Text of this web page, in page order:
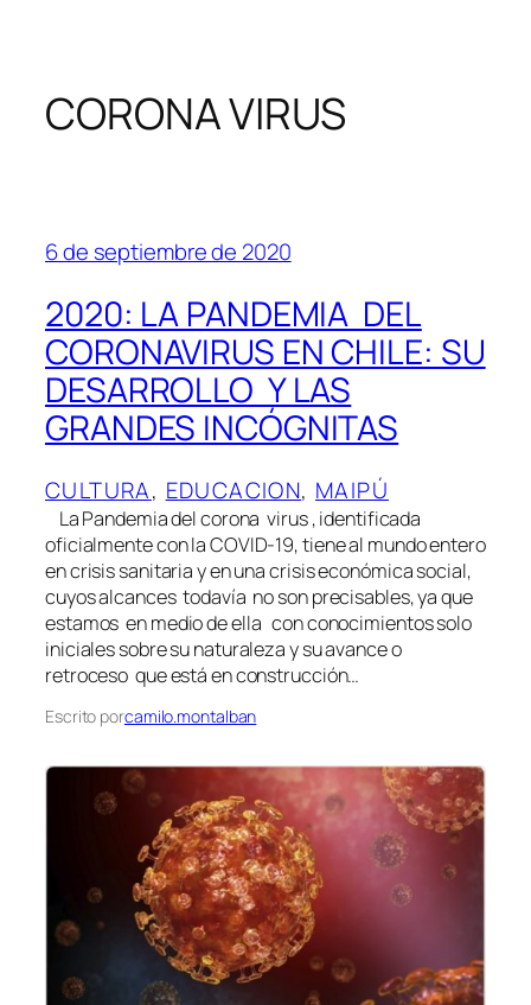
CORONA VIRUS
6 de septiembre de 2020
2020: LA PANDEMIA DEL
CORONAVIRUS EN CHILE: SU
DESARROLLO Y LAS
GRANDES INCÓGNITAS
CULTURA, EDUCACION, MAIPÚ
La Pandemia del corona virus , identificada
oficialmente con la COVID-19, tiene al mundo entero
en crisis sanitaria y en una crisis económica social,
cuyos alcances todavía no son precisables, ya que
estamos en medio de ella con conocimientos solo
iniciales sobre su naturaleza y su avance o
retroceso que está en construcción…
Escrito porcamilo.montalban